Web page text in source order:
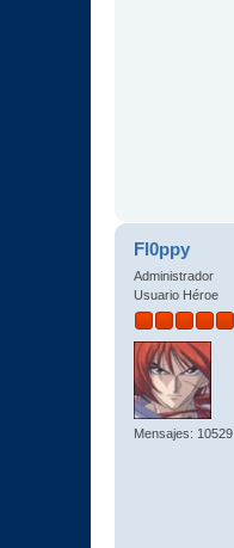
Fl0ppy
Administrador
Usuario Héroe
Mensajes: 10529